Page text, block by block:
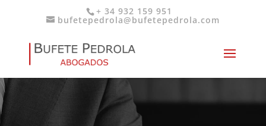
+ 34 932 159 951
bufetepedrola@bufetepedrola.com